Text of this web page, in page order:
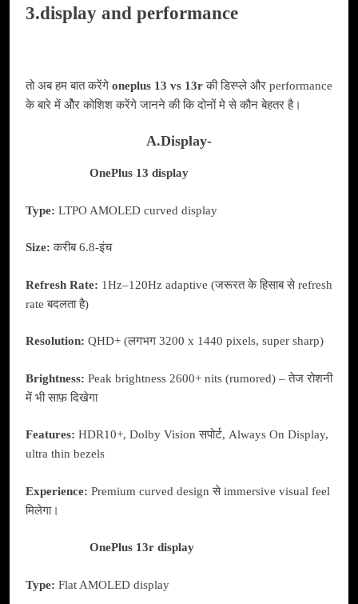
3.display and performance
तो अब हम बात करेंगे oneplus 13 vs 13rकी डिस्प्ले और performance
के बारे में औेर कोशिश करेंगे जानने की कि दोनों मे से कौन बेहतर है।
A.Display-
OnePlus 13 display
Type: LTPO AMOLED curved display
Size: करीब 6.8-इंच
Refresh Rate: 1Hz–120Hz adaptive (जरूरत के हिसाब से refresh
rate बदलता है)
Resolution: QHD+ (लगभग 3200 x 1440 pixels, super sharp)
Brightness: Peak brightness 2600+ nits (rumored) – तेज रोशनी
में भी साफ़ दिखेगा
Features: HDR10+, Dolby Vision सपोर्ट, Always On Display,
ultra thin bezels
Experience: Premium curved design से immersive visual feel
मिलेगा।
OnePlus 13r display
Type: Flat AMOLED display